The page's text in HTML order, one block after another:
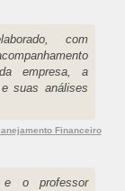
com
empresa, a
suas análises
Financeiro
e o professor